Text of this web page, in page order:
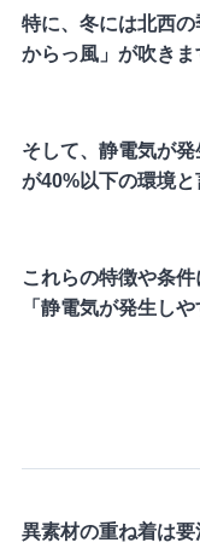
特に、冬には北西
からっ風」が吹きま
そして、静電気が
が40%以下の環境と
これらの特徴や条
「静電気が発生し
異素材の重ね着は要